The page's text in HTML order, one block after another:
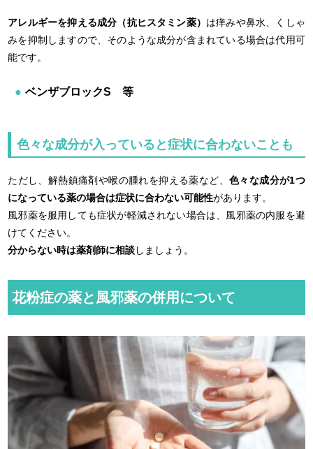
アレルギーを抑える成分（抗ヒスタミン薬） は痒みや鼻水、くしゃ
みを抑制しますので、そのような成分が含まれている場合は代用可
能です。
ベンザブロックS 等
色々な成分が入っていると症状に合わないことも
ただし、解熱鎮痛剤や喉の腫れを抑える薬など、 色々な成分が1つ
になっている薬の場合は症状に合わない可能性があります。
風邪薬を服用しても症状が軽減されない場合は、風邪薬の内服を避
けてください。
分からない時は薬剤師に相談しましょう。
花粉症の薬と風邪薬の併用について